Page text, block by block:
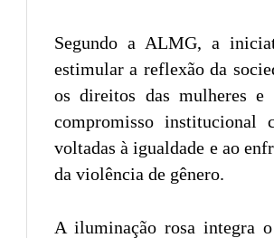
Segundo a ALMG, a
estimular a reflexão da
os direitos das mulheres e
compromisso institucional
voltadas à igualdade e ao
da violência de gênero.
A iluminação rosa integra